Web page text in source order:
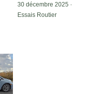
30 décembre 2025 ·
Essais Routier